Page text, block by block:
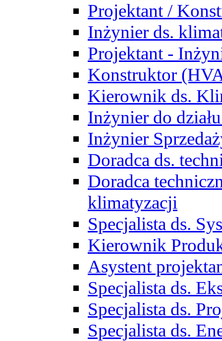
Projektant /
Inżynier ds.
Projektant -
Konstruktor
Kierownik ds.
Inżynier do
Inżynier
Doradca ds.
Doradca
klimatyzacji
Specjalista ds.
Kierownik
Asystent
Specjalista ds.
Specjalista ds.
Specjalista ds.